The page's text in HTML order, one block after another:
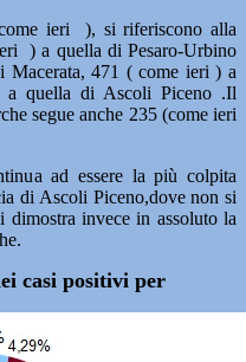
ieri ), si riferiscono alla
) a quella di Pesaro-Urbino
471 ( come ieri ) a
quella di Ascoli Piceno .Il
segue anche 235 (come ieri
ad essere la più colpita
di Ascoli Piceno,dove non si
invece in assoluto la
casi positivi per